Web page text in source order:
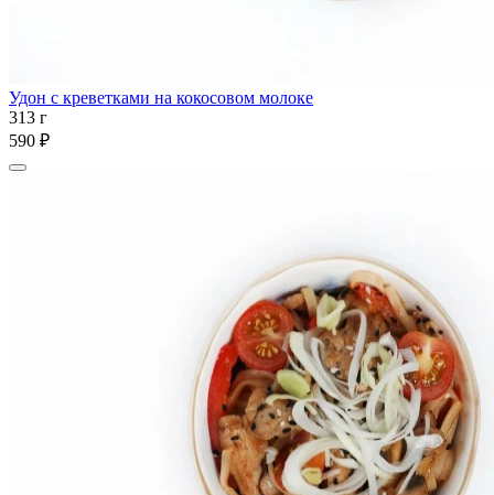
Удон с креветками на кокосовом молоке
313 г
590 ₽